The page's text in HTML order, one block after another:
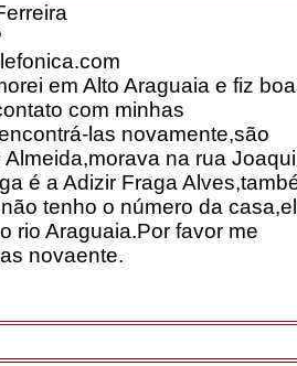
em Alto Araguaia e fiz
com minhas
las novamente,são
na rua
é a Adizir Fraga
tenho o número da
rio Araguaia.Por favor me
novaente.